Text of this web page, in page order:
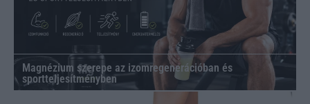
Magnézium szerepe az izomregenerációban és
sportteljesítményben